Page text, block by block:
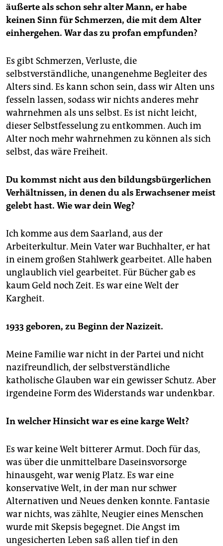
äußerte als schon sehr alter Mann, er habe
keinen Sinn für Schmerzen, die mit dem Alter
einhergehen. War das zu profan empfunden?
Es gibt Schmerzen, Verluste, die
selbstverständliche, unangenehme Begleiter des
Alters sind. Es kann schon sein, dass wir Alten uns
fesseln lassen, sodass wir nichts anderes mehr
wahrnehmen als uns selbst. Es ist nicht leicht,
dieser Selbstfesselung zu entkommen. Auch im
Alter noch mehr wahrnehmen zu können als sich
selbst, das wäre Freiheit.
Du kommst nicht aus den bildungsbürgerlichen
Verhältnissen, in denen du als Erwachsener meist
gelebt hast. Wie war dein Weg?
Ich komme aus dem Saarland, aus der
Arbeiterkultur. Mein Vater war Buchhalter, er hat
in einem großen Stahlwerk gearbeitet. Alle haben
unglaublich viel gearbeitet. Für Bücher gab es
kaum Geld noch Zeit. Es war eine Welt der
Kargheit.
1933 geboren, zu Beginn der Nazizeit.
Meine Familie war nicht in der Partei und nicht
nazifreundlich, der selbstverständliche
katholische Glauben war ein gewisser Schutz. Aber
irgendeine Form des Widerstands war undenkbar.
In welcher Hinsicht war es eine karge Welt?
Es war keine Welt bitterer Armut. Doch für das,
was über die unmittelbare Daseinsvorsorge
hinausgeht, war wenig Platz. Es war eine
konservative Welt, in der man nur schwer
Alternativen und Neues denken konnte. Fantasie
war nichts, was zählte, Neugier eines Menschen
wurde mit Skepsis begegnet. Die Angst im
ungesicherten Leben saß allen tief in den